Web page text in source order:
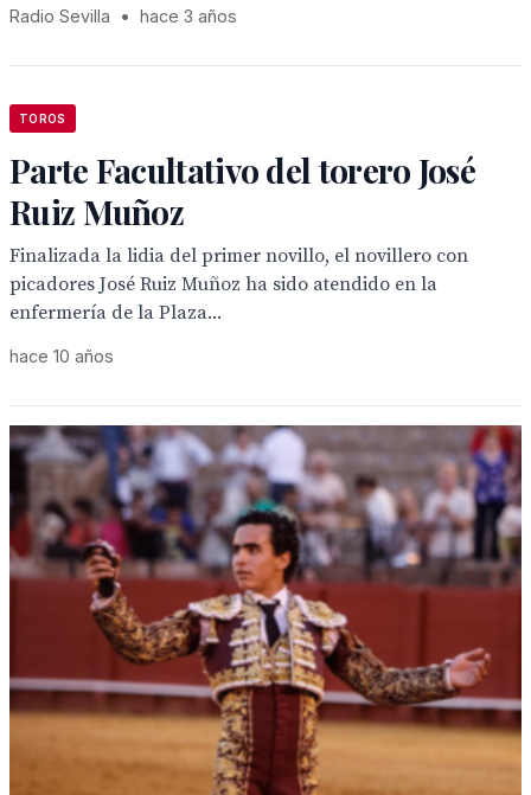
Radio Sevilla • hace 3 años
TOROS
Parte Facultativo del torero José
Ruiz Muñoz
Finalizada la lidia del primer novillo, el novillero con
picadores José Ruiz Muñoz ha sido atendido en la
enfermería de la Plaza...
hace 10 años